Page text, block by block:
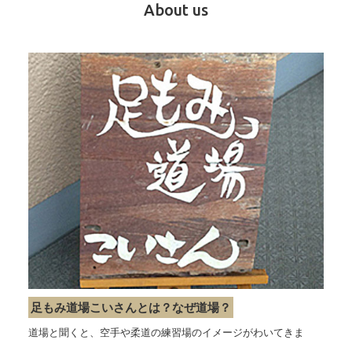
About us
足もみ道場こいさんとは？なぜ道場？
道場と聞くと、空手や柔道の練習場のイメージがわいてきま